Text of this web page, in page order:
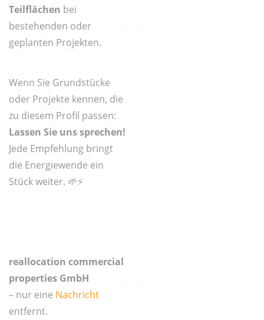
Teilflächen bei
bestehenden oder
geplanten Projekten.
Wenn Sie Grundstücke
oder Projekte kennen, die
zu diesem Profil passen:
Lassen Sie uns sprechen!
Jede Empfehlung bringt
die Energiewende ein
Stück weiter. 🌱⚡
reallocation commercial
properties GmbH
– nur eine Nachricht
entfernt.